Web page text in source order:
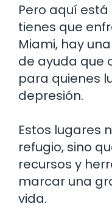
Pero aquí está
tienes que
Miami, hay
de ayuda que
para quienes
depresión.
Estos lugares
refugio, sino
recursos y
marcar una
vida.